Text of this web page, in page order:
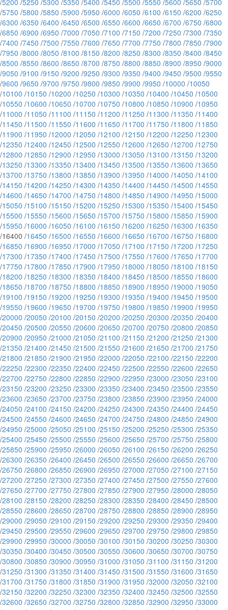
/5200 /5250 /5300 /5350 /5400 /5450 /5500 /5550 /5600 /5650 /5700
/5750 /5800 /5850 /5900 /5950 /6000 /6050 /6100 /6150 /6200 /6250
/6300 /6350 /6400 /6450 /6500 /6550 /6600 /6650 /6700 /6750 /6800
/6850 /6900 /6950 /7000 /7050 /7100 /7150 /7200 /7250 /7300 /7350
/7400 /7450 /7500 /7550 /7600 /7650 /7700 /7750 /7800 /7850 /7900
/7950 /8000 /8050 /8100 /8150 /8200 /8250 /8300 /8350 /8400 /8450
/8500 /8550 /8600 /8650 /8700 /8750 /8800 /8850 /8900 /8950 /9000
/9050 /9100 /9150 /9200 /9250 /9300 /9350 /9400 /9450 /9500 /9550
/9600 /9650 /9700 /9750 /9800 /9850 /9900 /9950 /10000 /10050
/10100 /10150 /10200 /10250 /10300 /10350 /10400 /10450 /10500
/10550 /10600 /10650 /10700 /10750 /10800 /10850 /10900 /10950
/11000 /11050 /11100 /11150 /11200 /11250 /11300 /11350 /11400
/11450 /11500 /11550 /11600 /11650 /11700 /11750 /11800 /11850
/11900 /11950 /12000 /12050 /12100 /12150 /12200 /12250 /12300
/12350 /12400 /12450 /12500 /12550 /12600 /12650 /12700 /12750
/12800 /12850 /12900 /12950 /13000 /13050 /13100 /13150 /13200
/13250 /13300 /13350 /13400 /13450 /13500 /13550 /13600 /13650
/13700 /13750 /13800 /13850 /13900 /13950 /14000 /14050 /14100
/14150 /14200 /14250 /14300 /14350 /14400 /14450 /14500 /14550
/14600 /14650 /14700 /14750 /14800 /14850 /14900 /14950 /15000
/15050 /15100 /15150 /15200 /15250 /15300 /15350 /15400 /15450
/15500 /15550 /15600 /15650 /15700 /15750 /15800 /15850 /15900
/15950 /16000 /16050 /16100 /16150 /16200 /16250 /16300 /16350
/16400 /16450 /16500 /16550 /16600 /16650 /16700 /16750 /16800
/16850 /16900 /16950 /17000 /17050 /17100 /17150 /17200 /17250
/17300 /17350 /17400 /17450 /17500 /17550 /17600 /17650 /17700
/17750 /17800 /17850 /17900 /17950 /18000 /18050 /18100 /18150
/18200 /18250 /18300 /18350 /18400 /18450 /18500 /18550 /18600
/18650 /18700 /18750 /18800 /18850 /18900 /18950 /19000 /19050
/19100 /19150 /19200 /19250 /19300 /19350 /19400 /19450 /19500
/19550 /19600 /19650 /19700 /19750 /19800 /19850 /19900 /19950
/20000 /20050 /20100 /20150 /20200 /20250 /20300 /20350 /20400
/20450 /20500 /20550 /20600 /20650 /20700 /20750 /20800 /20850
/20900 /20950 /21000 /21050 /21100 /21150 /21200 /21250 /21300
/21350 /21400 /21450 /21500 /21550 /21600 /21650 /21700 /21750
/21800 /21850 /21900 /21950 /22000 /22050 /22100 /22150 /22200
/22250 /22300 /22350 /22400 /22450 /22500 /22550 /22600 /22650
/22700 /22750 /22800 /22850 /22900 /22950 /23000 /23050 /23100
/23150 /23200 /23250 /23300 /23350 /23400 /23450 /23500 /23550
/23600 /23650 /23700 /23750 /23800 /23850 /23900 /23950 /24000
/24050 /24100 /24150 /24200 /24250 /24300 /24350 /24400 /24450
/24500 /24550 /24600 /24650 /24700 /24750 /24800 /24850 /24900
/24950 /25000 /25050 /25100 /25150 /25200 /25250 /25300 /25350
/25400 /25450 /25500 /25550 /25600 /25650 /25700 /25750 /25800
/25850 /25900 /25950 /26000 /26050 /26100 /26150 /26200 /26250
/26300 /26350 /26400 /26450 /26500 /26550 /26600 /26650 /26700
/26750 /26800 /26850 /26900 /26950 /27000 /27050 /27100 /27150
/27200 /27250 /27300 /27350 /27400 /27450 /27500 /27550 /27600
/27650 /27700 /27750 /27800 /27850 /27900 /27950 /28000 /28050
/28100 /28150 /28200 /28250 /28300 /28350 /28400 /28450 /28500
/28550 /28600 /28650 /28700 /28750 /28800 /28850 /28900 /28950
/29000 /29050 /29100 /29150 /29200 /29250 /29300 /29350 /29400
/29450 /29500 /29550 /29600 /29650 /29700 /29750 /29800 /29850
/29900 /29950 /30000 /30050 /30100 /30150 /30200 /30250 /30300
/30350 /30400 /30450 /30500 /30550 /30600 /30650 /30700 /30750
/30800 /30850 /30900 /30950 /31000 /31050 /31100 /31150 /31200
/31250 /31300 /31350 /31400 /31450 /31500 /31550 /31600 /31650
/31700 /31750 /31800 /31850 /31900 /31950 /32000 /32050 /32100
/32150 /32200 /32250 /32300 /32350 /32400 /32450 /32500 /32550
/32600 /32650 /32700 /32750 /32800 /32850 /32900 /32950 /33000